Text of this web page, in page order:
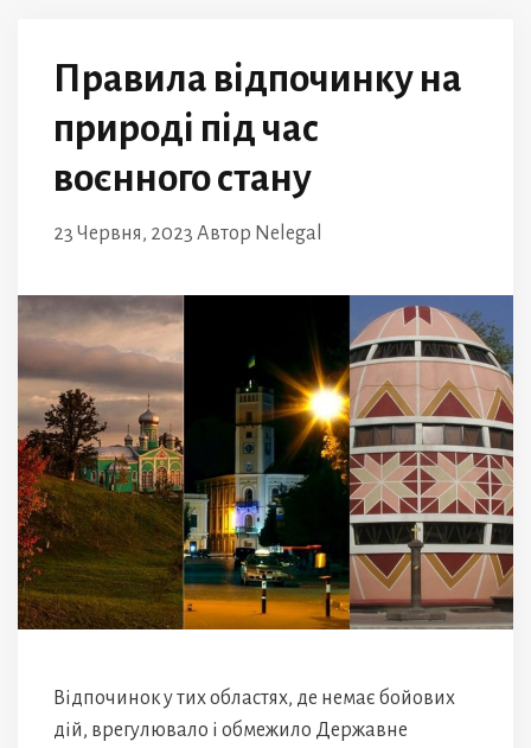
Правила відпочинку на
природі під час
воєнного стану
23 Червня, 2023 Автор Nelegal
Відпочинок у тих областях, де немає бойових
дій, врегулювало і обмежило Державне